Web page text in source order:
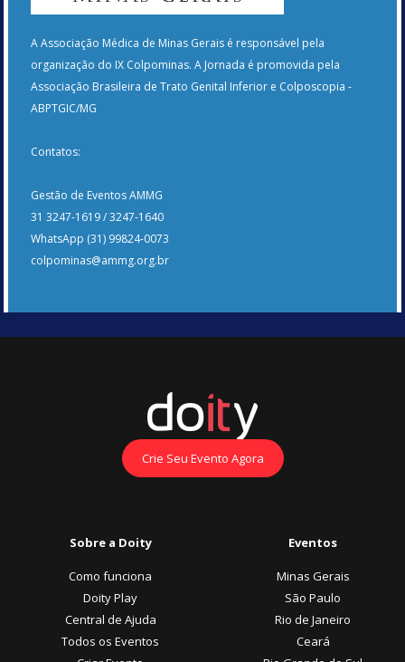
A Associação Médica de Minas Gerais é responsável pela
organização do IX Colpominas. A Jornada é promovida pela
Associação Brasileira de Trato Genital Inferior e Colposcopia -
ABPTGIC/MG
Contatos:
Gestão de Eventos AMMG
31 3247-1619 / 3247-1640
WhatsApp (31) 99824-0073
colpominas@ammg.org.br
Crie Seu Evento Agora
Sobre a Doity
Como funciona
Doity Play
Central de Ajuda
Todos os Eventos
Eventos
Minas Gerais
São Paulo
Rio de Janeiro
Ceará